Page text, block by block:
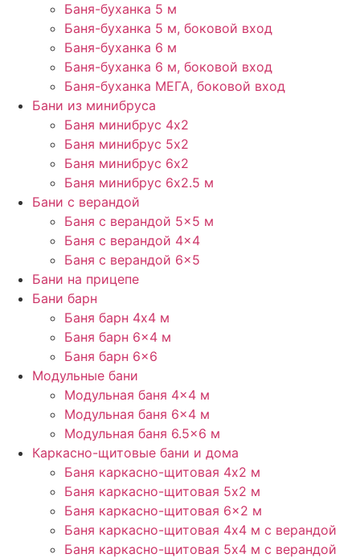
Баня-буханка 5 м
Баня-буханка 5 м, боковой вход
Баня-буханка 6 м
Баня-буханка 6 м, боковой вход
Баня-буханка МЕГА, боковой вход
Бани из минибруса
Баня минибрус 4х2
Баня минибрус 5х2
Баня минибрус 6х2
Баня минибрус 6х2.5​ м
Бани с верандой
Баня с верандой​ 5×5 м
Баня с верандой 4×4
Баня с верандой 6×5
Бани на прицепе
Бани барн
Баня барн 4х4 м
Баня барн 6×4 м
Баня барн 6×6
Модульные бани
Модульная баня 4×4 м
Модульная баня 6×4 м
Модульная баня 6.5×6 м
Каркасно-щитовые бани и дома
Баня каркасно-щитовая 4х2 м
Баня каркасно-щитовая 5х2 м
Баня каркасно-щитовая 6×2 м​
Баня каркасно-щитовая 4х4 м с верандой
Баня каркасно-щитовая 5х4 м с верандой